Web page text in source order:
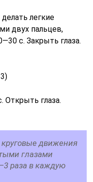
легкие
двух пальцев,
с. Закрыть глаза.
Открыть глаза.
движения
глазами
раза в каждую